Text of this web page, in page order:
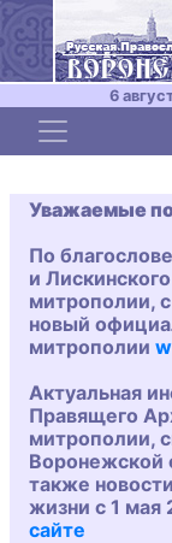
6
Toggle
Уважаемые
По
и
митрополии,
новый
митрополии
Актуальная
Правящего
митрополии,
Воронежской
также
жизни с 1 мая
сайте